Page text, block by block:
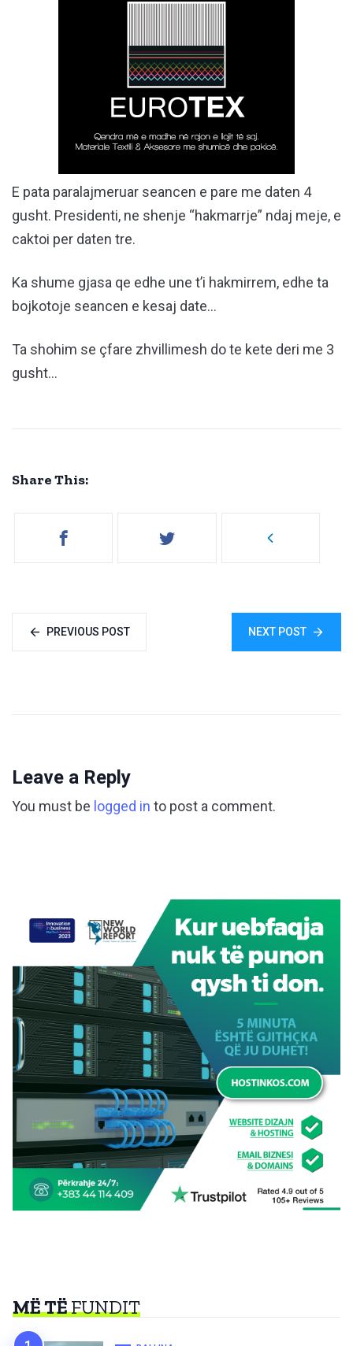
E pata paralajmeruar seancen e pare me daten 4
gusht. Presidenti, ne shenje “hakmarrje” ndaj meje, e
caktoi per daten tre.
Ka shume gjasa qe edhe une t’i hakmirrem, edhe ta
bojkotoje seancen e kesaj date…
Ta shohim se çfare zhvillimesh do te kete deri me 3
gusht…
Share This:
PREVIOUS POST NEXT POST
Leave a Reply
You must be logged in to post a comment.
MË TËFUNDIT